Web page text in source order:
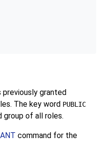
granted
The key word PUBLIC
of all roles.
command for the